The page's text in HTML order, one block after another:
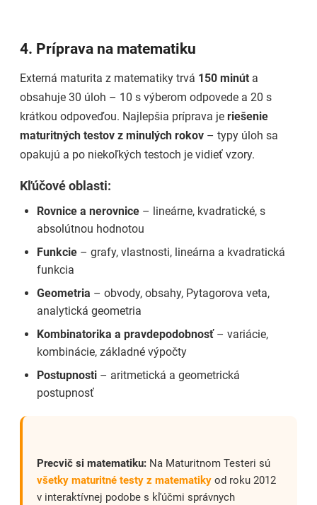
4. Príprava na matematiku
Externá maturita z matematiky trvá 150 minút a
obsahuje 30 úloh – 10 s výberom odpovede a 20 s
krátkou odpoveďou. Najlepšia príprava je riešenie
maturitných testov z minulých rokov – typy úloh sa
opakujú a po niekoľkých testoch je vidieť vzory.
Kľúčové oblasti:
Rovnice a nerovnice – lineárne, kvadratické, s
absolútnou hodnotou
Funkcie – grafy, vlastnosti, lineárna a kvadratická
funkcia
Geometria – obvody, obsahy, Pytagorova veta,
analytická geometria
Kombinatorika a pravdepodobnosť– variácie,
kombinácie, základné výpočty
Postupnosti – aritmetická a geometrická
postupnosť
Precvič si matematiku: Na Maturitnom Testeri sú
všetky maturitné testy z matematiky od roku 2012
v interaktívnej podobe s kľúčmi správnych